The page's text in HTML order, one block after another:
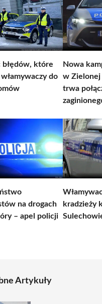
błędów, które
do
Nowa
w Zielonej
trwa
na drogach
– apel policji
kradzieży
Artykuły